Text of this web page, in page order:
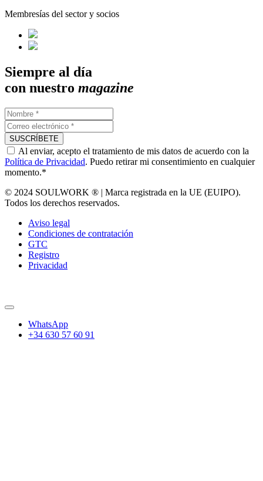
Membresías del sector y socios
Siempre al día
con nuestro magazine
Al enviar, acepto el tratamiento de mis datos de acuerdo con la
Política de Privacidad. Puedo retirar mi consentimiento en cualquier
momento.*
© 2024 SOULWORK ® | Marca registrada en la UE (EUIPO).
Todos los derechos reservados.
Aviso legal
Condiciones de contratación
GTC
Registro
Privacidad
WhatsApp
+34 630 57 60 91